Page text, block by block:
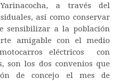
a través del
así como conservar
sensibilizar a la población
amigable con el medio
eléctricos con
son los dos convenios que
de concejo el mes de